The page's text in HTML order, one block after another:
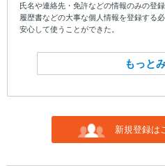
氏名や連絡先・免許などの情報のみの登
履歴書などの大事な個人情報を登録する
安心して使うことができた。
もっと
新規登録は